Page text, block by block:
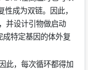
成为双链。因此，
并设计引物做启动
特定基因的体外复
此，每次循环都得加